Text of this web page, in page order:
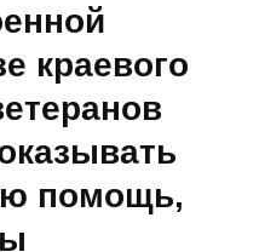
краевого
помощь,